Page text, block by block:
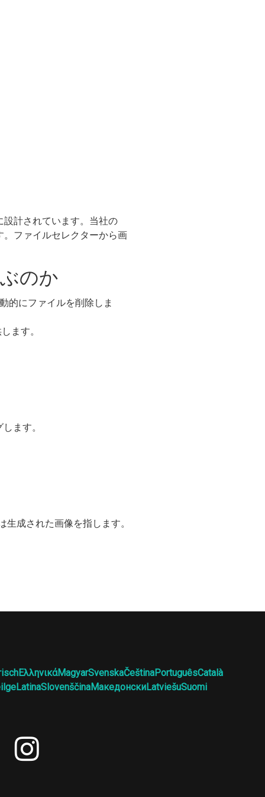
設計されています。当社の
。ファイルセレクターから画
のか
的にファイルを削除しま
ます。
ます。
成された画像を指します。
ΕλληνικάMagyarSvenskaČeštinaPortuguêsCatalà
LatinaSlovenščinaМакедонскиLatviešuSuomi